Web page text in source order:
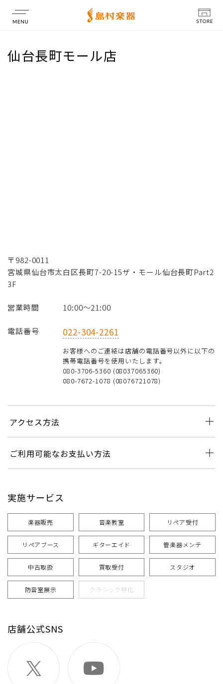
店舗情報
仙台長町モール店
〒982-0011
宮城県仙台市太白区長町7-20-15ザ・モール仙台長町Part2
3F
営業時間 10:00〜21:00
電話番号 022-304-2261
お客様へのご連絡は店舗の電話番号以外に以下の
携帯電話番号を使用いたします。
080-3706-5360 (08037065360)
080-7672-1078 (08076721078)
アクセス方法
ご利用可能なお支払い方法
実施サービス
楽器販売 音楽教室 リペア受付
リペアブース ギターエイド 管楽器メンテ
中古取扱 買取受付 スタジオ
防音室展示 クラシック特化
店舗公式SNS